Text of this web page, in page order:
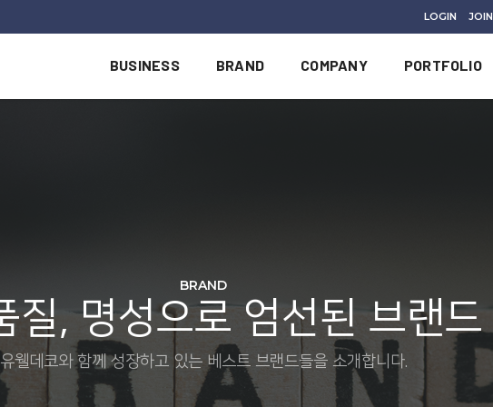
LOGIN JOIN
BUSINESS BRAND COMPANY PORTFOLIO
BRAND
질, 명성으로 엄선된 브랜드
유웰데코와 함께 성장하고 있는 베스트 브랜드들을 소개합니다.